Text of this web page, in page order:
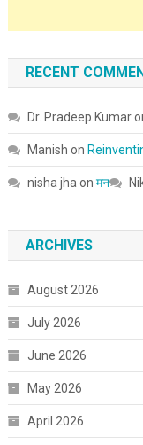
RECENT
Dr. Pradeep Kumar
Manish on
nisha jha on मन
ARCHIVES
August 2026
July 2026
June 2026
May 2026
April 2026